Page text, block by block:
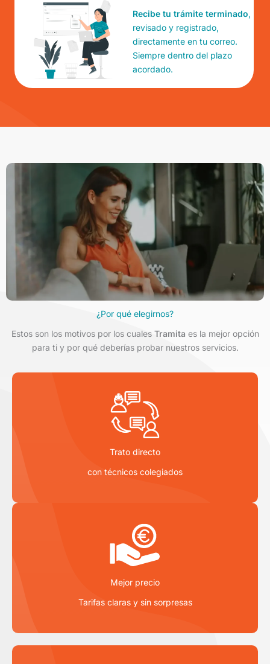
Recibe tu trámite terminado,
revisado y registrado,
directamente en tu correo.
Siempre dentro del plazo
acordado.
¿Por qué elegirnos?
Estos son los motivos por los cuales Tramita es la mejor opción
para ti y por qué deberías probar nuestros servicios.
Trato directo
con técnicos colegiados
Mejor precio
Tarifas claras y sin sorpresas